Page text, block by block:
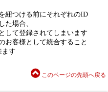
紐つける前にそれぞれのID
た場合、
して登録されてしまいます
お客様として統合すること
ます
このページの先頭へ戻る